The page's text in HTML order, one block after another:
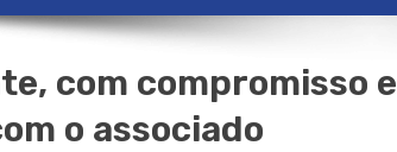
com compromisso e
o associado